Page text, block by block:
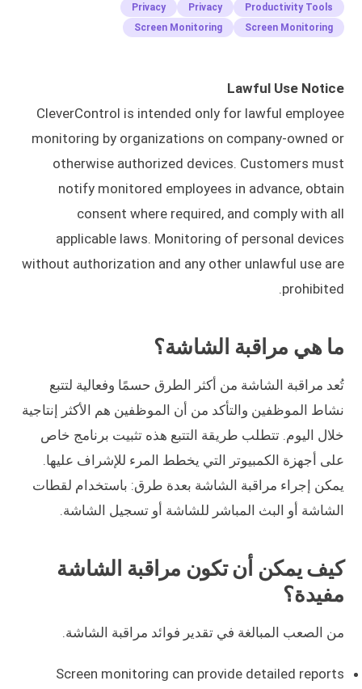
Productivity Tools
Privacy
Privacy
Screen Monitoring
Screen Monitoring
Lawful Use Notice
CleverControl is intended only for lawful employee
monitoring by organizations on company-owned or
otherwise authorized devices. Customers must
notify monitored employees in advance, obtain
consent where required, and comply with all
applicable laws. Monitoring of personal devices
without authorization and any other unlawful use are
prohibited.
ما هي مراقبة الشاشة؟
تُعد مراقبة الشاشة من أكثر الطرق حسمًا وفعالية لتتبع
نشاط الموظفين والتأكد من أن الموظفين هم الأكثر إنتاجية
خلال اليوم. تتطلب طريقة التتبع هذه تثبيت برنامج خاص
على أجهزة الكمبيوتر التي يخطط المرء للإشراف عليها.
يمكن إجراء مراقبة الشاشة بعدة طرق: باستخدام لقطات
الشاشة أو البث المباشر للشاشة أو تسجيل الشاشة.
كيف يمكن أن تكون مراقبة الشاشة
مفيدة؟
من الصعب المبالغة في تقدير فوائد مراقبة الشاشة.
Screen monitoring can provide detailed reports